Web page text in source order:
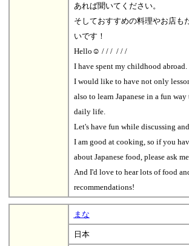
あれば聞いてください。
そしておすすめの料理やお店も
いです！
Hello☺ / / / ︎ / / /
I have spent my childhood abroad.
I would like to have not only
also to learn Japanese in a fun
daily life.
Let's have fun while discussing
I am good at cooking, so if you
about Japanese food, please ask me.
And I'd love to hear lots of food
recommendations!
まな
日本